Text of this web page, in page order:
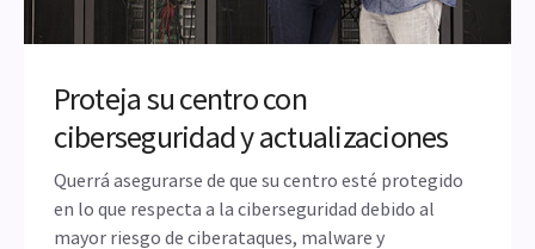
Proteja su centro con
ciberseguridad y actualizaciones
Querrá asegurarse de que su centro esté protegido
en lo que respecta a la ciberseguridad debido al
mayor riesgo de ciberataques, malware y